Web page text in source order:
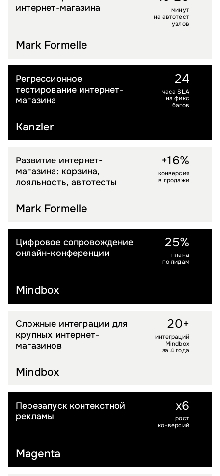
Mark Formelle
интернет-магазина
минут
на автотест
узлов
FASHION
Kanzler
Регрессионное
тестирование интернет-
магазина
24
часа SLA
на фикс
багов
FASHION
Mark Formelle
Развитие интернет-
магазина: корзина,
лояльность, автотесты
+16%
конверсия
в продажи
МЕРОПРИЯТИЯ И ИНФОБИЗНЕС
Mindbox
Цифровое сопровождение
онлайн-конференции
25%
плана
по лидам
УСЛУГИ
Mindbox
Сложные интеграции для
крупных интернет-
магазинов
20+
интеграций
Mindbox
за 4 года
B2B
Magenta
Перезапуск контекстной
рекламы
x6
рост
конверсий